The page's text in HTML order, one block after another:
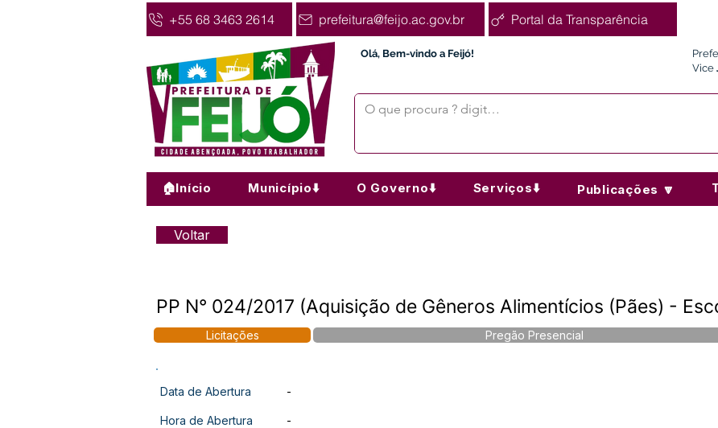
+55 68 3463 2614 prefeitura@feijo.ac.gov.br Portal da Transparência
Olá, Bem-vindo a Feijó!
Vice
🏠Início Município⬇️ O Governo⬇️ Serviços⬇️ Publicações 🔽
Voltar
PP N° 024/2017 (Aquisição de Gêneros Alimentícios (Pães) -
Licitações Pregão Presencial
Data de Abertura -
Hora de Abertura -